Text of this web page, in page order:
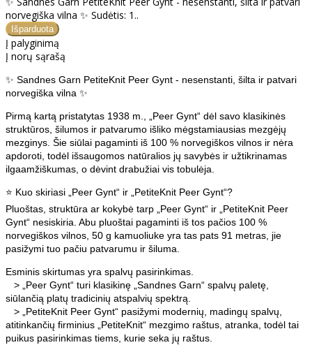
norvegiška vilna ✨ Sudėtis: 1..
Į palyginimą
Į norų sąrašą
✨ Sandnes Garn PetiteKnit Peer Gynt - nesenstanti, šilta ir patvari
norvegiška vilna ✨
Pirmą kartą pristatytas 1938 m., „Peer Gynt“ dėl savo klasikinės
struktūros, šilumos ir patvarumo išliko mėgstamiausias mezgėjų
mezginys. Šie siūlai pagaminti iš 100 % norvegiškos vilnos ir nėra
apdoroti, todėl išsaugomos natūralios jų savybės ir užtikrinamas
ilgaamžiškumas, o dėvint drabužiai vis tobulėja.
⭐ Kuo skiriasi „Peer Gynt“ ir „PetiteKnit Peer Gynt“?
Pluoštas, struktūra ar kokybė tarp „Peer Gynt“ ir „PetiteKnit Peer
Gynt“ nesiskiria. Abu pluoštai pagaminti iš tos pačios 100 %
norvegiškos vilnos, 50 g kamuoliuke yra tas pats 91 metras, jie
pasižymi tuo pačiu patvarumu ir šiluma.
Esminis skirtumas yra spalvų pasirinkimas.
> „Peer Gynt“ turi klasikinę „Sandnes Garn“ spalvų paletę,
siūlančią platų tradicinių atspalvių spektrą.
> „PetiteKnit Peer Gynt“ pasižymi modernių, madingų spalvų,
atitinkančių firminius „PetiteKnit“ mezgimo raštus, atranka, todėl tai
puikus pasirinkimas tiems, kurie seka jų raštus.